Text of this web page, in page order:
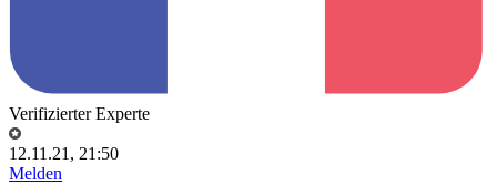
Verifizierter Experte
12.11.21, 21:50
Melden